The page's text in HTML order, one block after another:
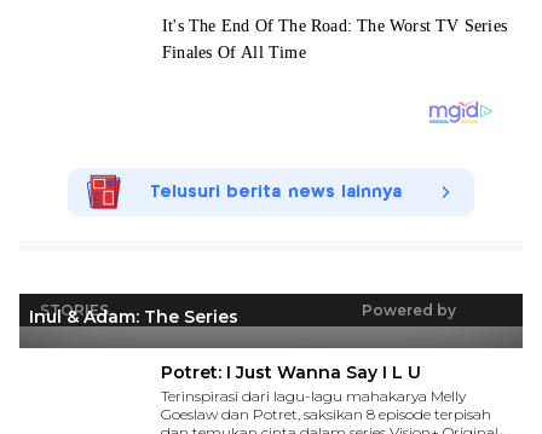
Telusuri berita news lainnya